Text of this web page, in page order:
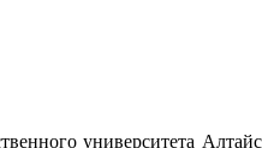
университета